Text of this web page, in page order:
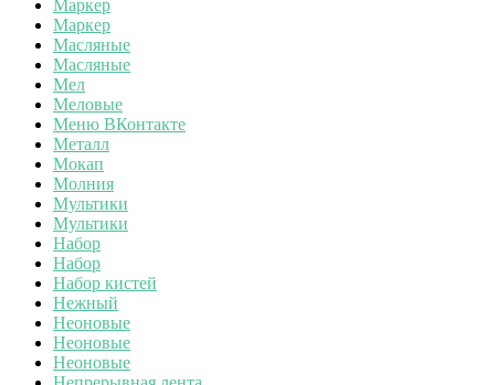
Маркер
Маркер
Масляные
Масляные
Мел
Меловые
Меню ВКонтакте
Металл
Мокап
Молния
Мультики
Мультики
Набор
Набор
Набор кистей
Нежный
Неоновые
Неоновые
Неоновые